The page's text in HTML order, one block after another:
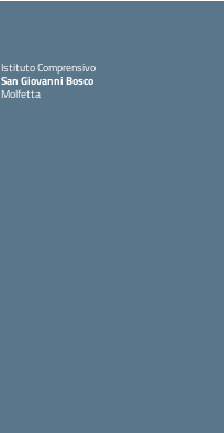
Istituto Comprensivo
San Giovanni Bosco
Molfetta